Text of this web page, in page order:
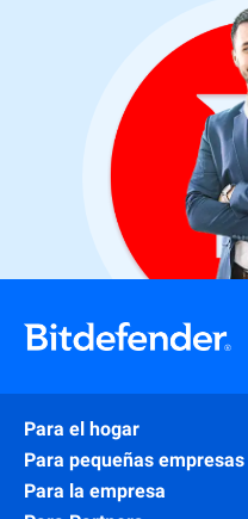
Para el hogar
Para pequeñas empresas
Para la empresa